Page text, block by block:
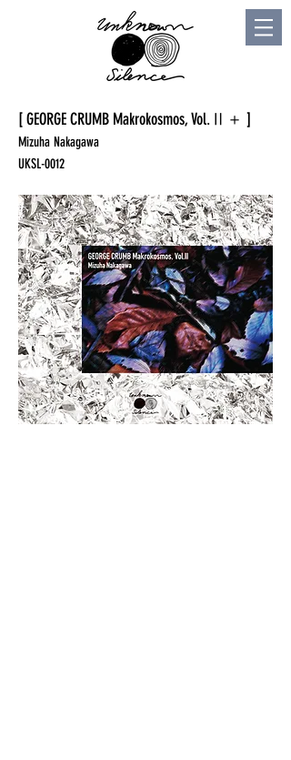
[ GEORGE CRUMB Makrokosmos, Vol.Ⅱ＋ ]
Mizuha Nakagawa
UKSL-0012